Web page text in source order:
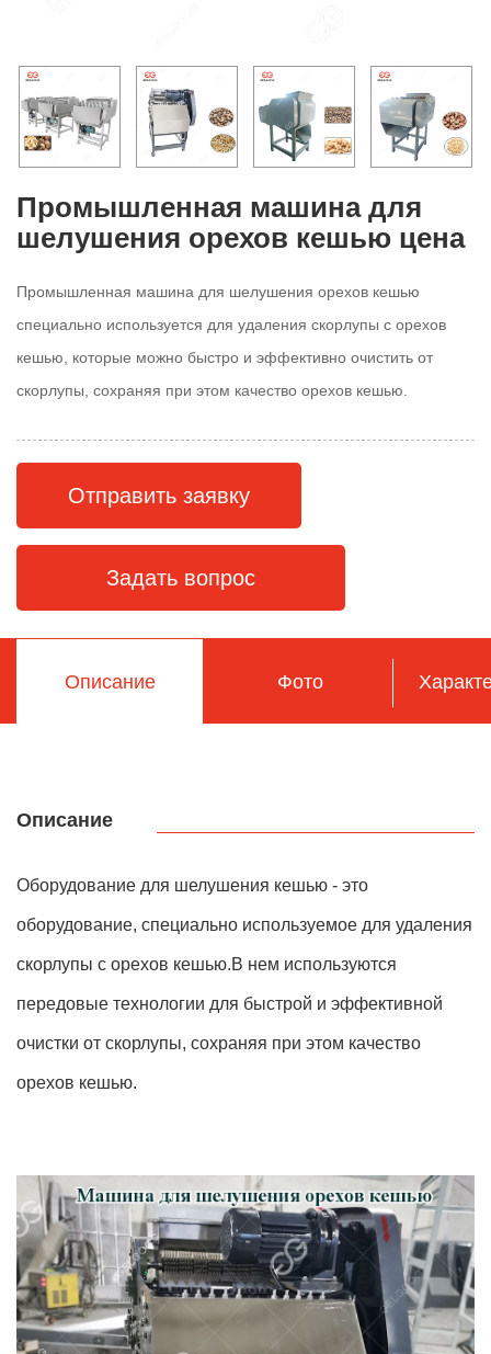
Промышленная машина для
шелушения орехов кешью цена
Промышленная машина для шелушения орехов кешью
специально используется для удаления скорлупы с орехов
кешью, которые можно быстро и эффективно очистить от
скорлупы, сохраняя при этом качество орехов кешью.
Отправить заявку
Задать вопрос
Описание Фото
Описание
Оборудование для шелушения кешью - это
оборудование, специально используемое для удаления
скорлупы с орехов кешью.В нем используются
передовые технологии для быстрой и эффективной
очистки от скорлупы, сохраняя при этом качество
орехов кешью.